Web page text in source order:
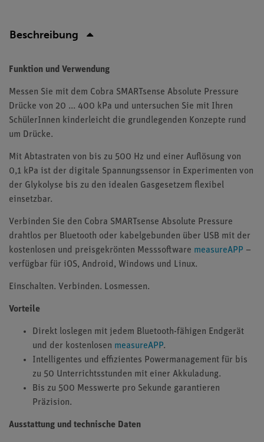
Beschreibung
Funktion und Verwendung
Messen Sie mit dem Cobra SMARTsense Absolute Pressure
Drücke von 20 ... 400 kPa und untersuchen Sie mit Ihren
SchülerInnen kinderleicht die grundlegenden Konzepte rund
um Drücke.
Mit Abtastraten von bis zu 500 Hz und einer Auflösung von
0,1 kPa ist der digitale Spannungssensor in Experimenten von
der Glykolyse bis zu den idealen Gasgesetzem flexibel
einsetzbar.
Verbinden Sie den Cobra SMARTsense Absolute Pressure
drahtlos per Bluetooth oder kabelgebunden über USB mit der
kostenlosen und preisgekrönten Messsoftware measureAPP –
verfügbar für iOS, Android, Windows und Linux.
Einschalten. Verbinden. Losmessen.
Vorteile
Direkt loslegen mit jedem Bluetooth-fähigen Endgerät
und der kostenlosen measureAPP.
Intelligentes und effizientes Powermanagement für bis
zu 50 Unterrichtsstunden mit einer Akkuladung.
Bis zu 500 Messwerte pro Sekunde garantieren
Präzision.
Ausstattung und technische Daten